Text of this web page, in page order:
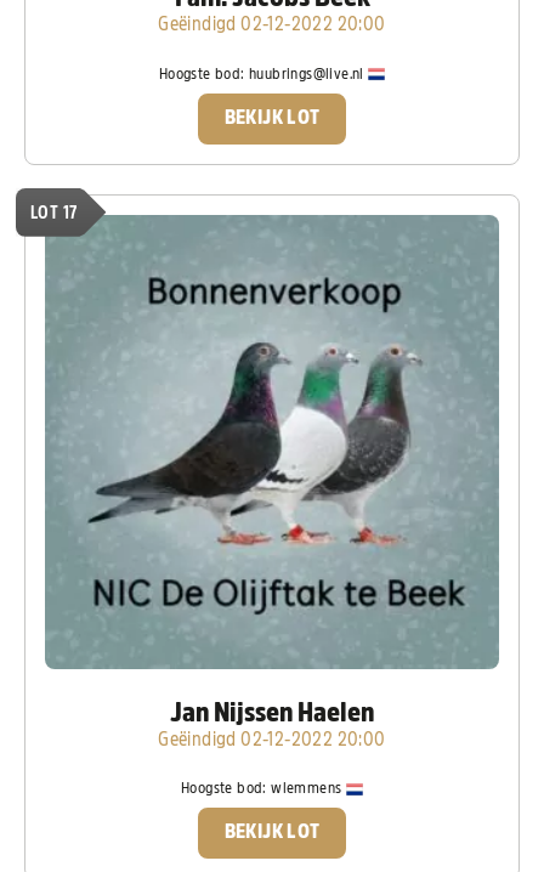
Geëindigd 02-12-2022 20:00
Hoogste bod: huubrings@live.nl
BEKIJK LOT
LOT 17
Jan Nijssen Haelen
Geëindigd 02-12-2022 20:00
Hoogste bod:wlemmens
BEKIJK LOT